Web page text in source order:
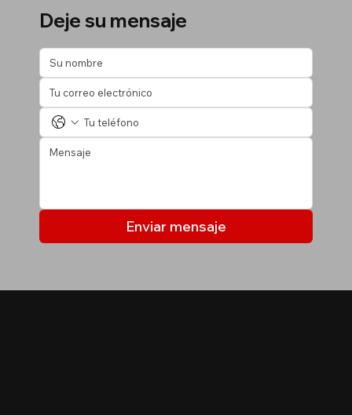
Deje su mensaje
Enviar mensaje